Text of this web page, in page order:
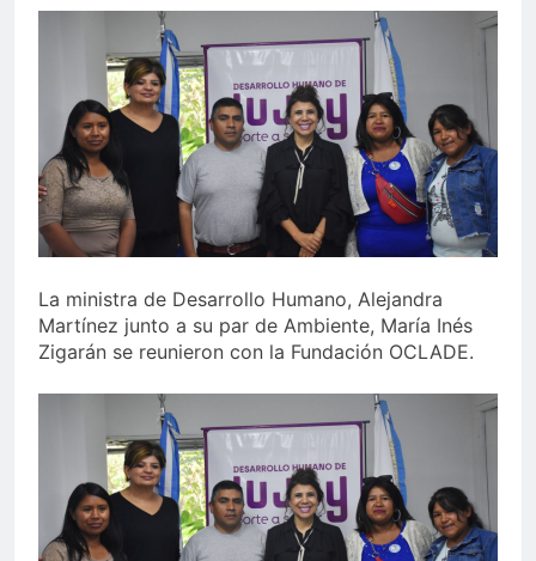
La ministra de Desarrollo Humano, Alejandra
Martínez junto a su par de Ambiente, María Inés
Zigarán se reunieron con la Fundación OCLADE.